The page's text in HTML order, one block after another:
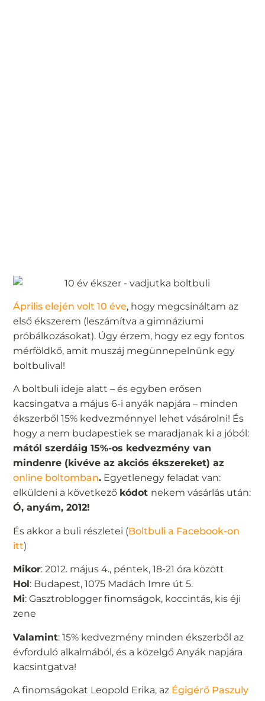
Április elején volt 10 éve, hogy megcsináltam az
első ékszerem (leszámítva a gimnáziumi
próbálkozásokat). Úgy érzem, hogy ez egy fontos
mérföldkő, amit muszáj megünnepelnünk egy
boltbulival!
A boltbuli ideje alatt – és egyben erősen
kacsingatva a május 6-i anyák napjára – minden
ékszerből 15% kedvezménnyel lehet vásárolni! És
hogy a nem budapestiek se maradjanak ki a jóból:
mától szerdáig 15%-os kedvezmény van
mindenre (kivéve az akciós ékszereket) az
online boltomban. Egyetlenegy feladat van:
elküldeni a következő kódot nekem vásárlás után:
Ó, anyám, 2012!
És akkor a buli részletei (Boltbuli a Facebook-on
itt)
Mikor: 2012. május 4., péntek, 18-21 óra között
Hol: Budapest, 1075 Madách Imre út 5.
Mi: Gasztroblogger finomságok, koccintás, kis éji
zene
Valamint: 15% kedvezmény minden ékszerből az
évforduló alkalmából, és a közelgő Anyák napjára
kacsintgatva!
A finomságokat Leopold Erika, az Égigérő Paszuly